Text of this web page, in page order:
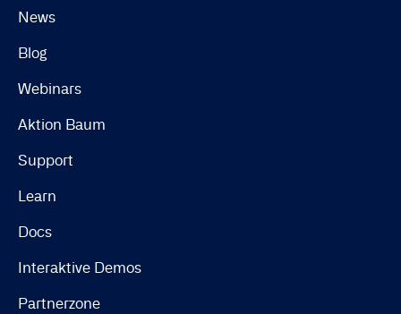
News
Blog
Webinars
Aktion Baum
Support
Learn
Docs
Interaktive Demos
Partnerzone